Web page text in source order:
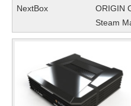
NextBox
ORIGIN
Steam